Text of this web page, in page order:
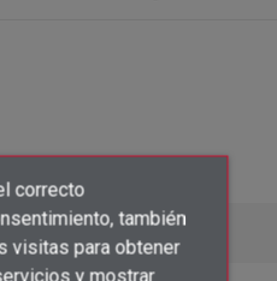
×
×
correcto
también
visitas para obtener
y mostrar